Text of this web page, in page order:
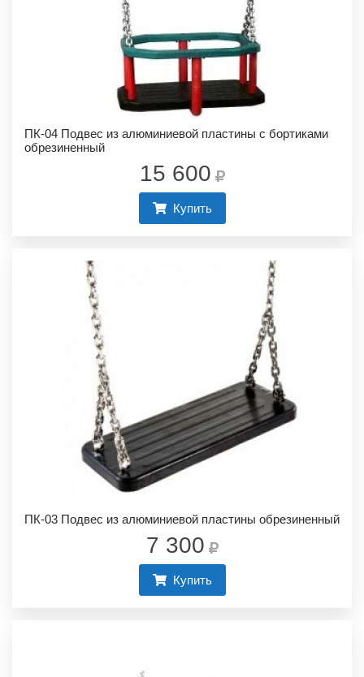
ПК-04 Подвес из алюминиевой пластины с бортиками
обрезиненный
15 600
Купить
ПК-03 Подвес из алюминиевой пластины обрезиненный
7 300
Купить